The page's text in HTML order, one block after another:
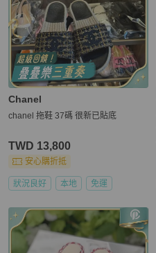
Chanel
chanel 拖鞋 37碼 很新已貼底
TWD 13,800
安心購折抵
狀況良好 本地 免運